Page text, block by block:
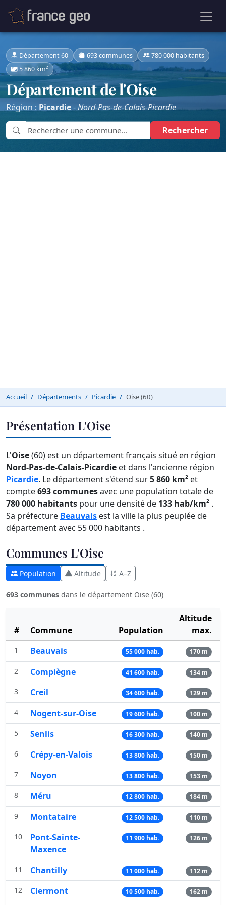
Département 60 693 communes
780 000 habitants
5 860 km²
Département de l'Oise
Région : Picardie-Nord-Pas-de-Calais-Picardie
Rechercher
Accueil Départements Picardie Oise (60)
Présentation L'Oise
L'Oise(60) est un département français situé en région
Nord-Pas-de-Calais-Picardie et dans l'ancienne région
Picardie. Le département s'étend sur5 860 km² et
compte693 communesavec une population totale de
780 000 habitants pour une densité de 133 hab/km² .
Sa préfecture Beauvais est la ville la plus peuplée de
département avec 55 000 habitants .
Communes L'Oise
Population Altitude A–Z
693 communes dans le département Oise (60)
# Commune Population
Altitude
max.
1 Beauvais 55 000 hab. 170 m
2 Compiègne 41 600 hab. 134 m
3 Creil 34 600 hab. 129 m
4 Nogent-sur-Oise 19 600 hab. 100 m
5 Senlis 16 300 hab. 140 m
6 Crépy-en-Valois 13 800 hab. 150 m
7 Noyon 13 800 hab. 153 m
8 Méru 12 800 hab. 184 m
9 Montataire 12 500 hab. 110 m
10
Pont-Sainte-
Maxence
11 900 hab. 126 m
11 Chantilly 11 000 hab. 112 m
12 Clermont 10 500 hab. 162 m